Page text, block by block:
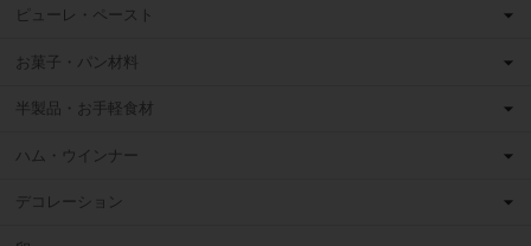
ピューレ・ペースト
お菓子・パン材料
半製品・お手軽食材
ハム・ウインナー
デコレーション